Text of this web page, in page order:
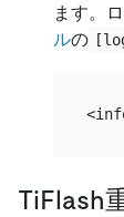
ます。
ルの
TiFlash